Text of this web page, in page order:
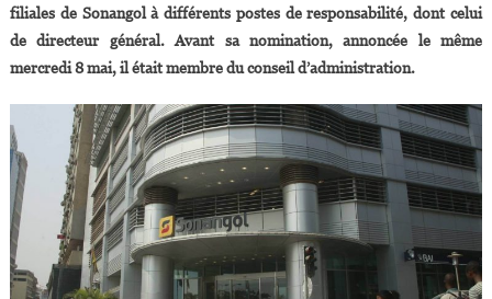
Gaspar
Martins,
Nouveau
De
La
SONANGOL
filiales de Sonangol à différents postes de responsabilité, dont celui
de directeur général. Avant sa nomination, annoncée le même
mercredi 8 mai, il était membre du conseil d’administration.